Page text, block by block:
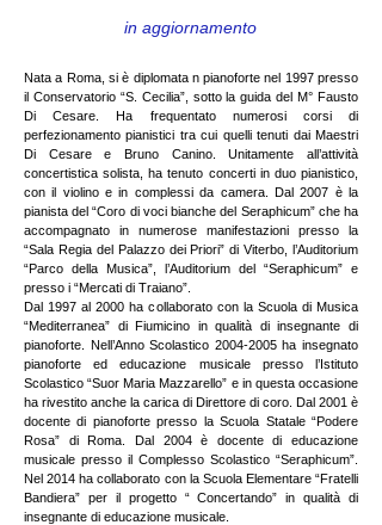
in aggiornamento
Nata a Roma, si è diplomata n pianoforte nel 1997 presso
il Conservatorio “S. Cecilia”, sotto la guida del M° Fausto
Di Cesare. Ha frequentato numerosi corsi di
perfezionamento pianistici tra cui quelli tenuti dai Maestri
Di Cesare e Bruno Canino. Unitamente all’attività
concertistica solista, ha tenuto concerti in duo pianistico,
con il violino e in complessi da camera. Dal 2007 è la
pianista del “Coro di voci bianche del Seraphicum” che ha
accompagnato in numerose manifestazioni presso la
“Sala Regia del Palazzo dei Priori” di Viterbo, l’Auditorium
“Parco della Musica”, l’Auditorium del “Seraphicum” e
presso i “Mercati di Traiano”.
Dal 1997 al 2000 ha collaborato con la Scuola di Musica
“Mediterranea” di Fiumicino in qualità di insegnante di
pianoforte. Nell’Anno Scolastico 2004-2005ha insegnato
pianoforte ed educazione musicale presso l’Istituto
Scolastico “Suor Maria Mazzarello” e in questa occasione
ha rivestito anche la carica di Direttore di coro. Dal 2001 è
docente di pianoforte presso la Scuola Statale “Podere
Rosa” di Roma. Dal 2004 è docente di educazione
musicale presso il Complesso Scolastico “Seraphicum”.
Nel 2014 ha collaborato con la Scuola Elementare “Fratelli
Bandiera” per il progetto “ Concertando” in qualità di
insegnante di educazione musicale.